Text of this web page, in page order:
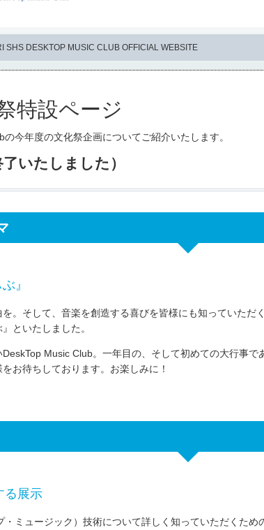
SHS DESKTOP MUSIC CLUB OFFICIAL WEBSITE
特設ページ
の今年度の文化祭企画についてご紹介いたします。
了いたしました）
』
。そして、音楽を創造する喜びを皆様にも知っていただ
といたしました。
Music Club。一年目の、そして初めての大行事
お待ちしております。お楽しみに！
る展示
・ミュージック）技術について詳しく知っていただくため